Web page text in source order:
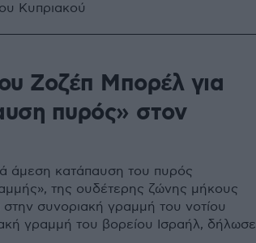
Κυπριακού
Ζοζέπ Μπορέλ για
πυρός» στον
άμεση κατάπαυση του πυρός
της ουδέτερης ζώνης μήκους
συνοριακή γραμμή του νοτίου
γραμμή του βορείου Ισραήλ, δήλωσε